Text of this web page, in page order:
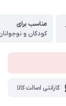
مناسب برای
کودکان و
گارانتی اصالت کالا